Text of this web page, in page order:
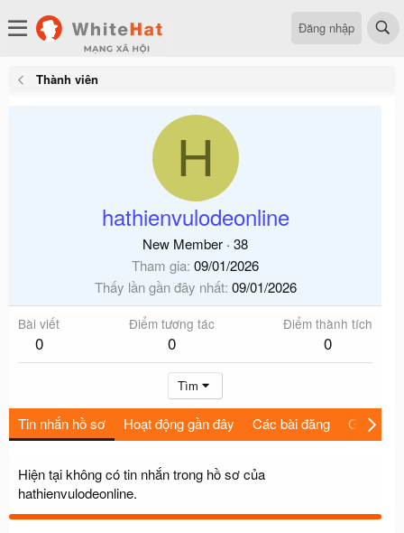
Đăng nhập
Thành viên
H
hathienvulodeonline
New Member · 38
Tham gia 09/01/2026
Thấy lần gần đây nhất 09/01/2026
Bài viết
0
Điểm tương tác
0
Điểm thành tích
0
Tìm
Tin nhắn hồ sơ Hoạt động gần đây Các bài đăng Giới thiệu
Hiện tại không có tin nhắn trong hồ sơ của
hathienvulodeonline.